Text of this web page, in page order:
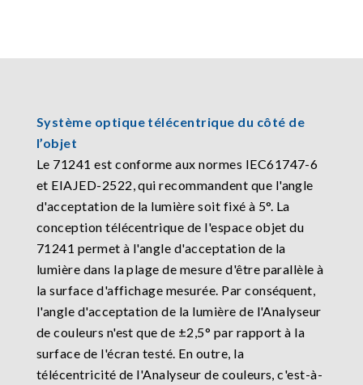
Système optique télécentrique du côté de
l’objet
Le 71241 est conforme aux normes IEC61747-6
et EIAJED-2522, qui recommandent que l'angle
d'acceptation de la lumière soit fixé à 5°. La
conception télécentrique de l'espace objet du
71241 permet à l'angle d'acceptation de la
lumière dans la plage de mesure d'être parallèle à
la surface d'affichage mesurée. Par conséquent,
l'angle d'acceptation de la lumière de l'Analyseur
de couleurs n'est que de ±2,5° par rapport à la
surface de l'écran testé. En outre, la
télécentricité de l'Analyseur de couleurs, c'est-à-